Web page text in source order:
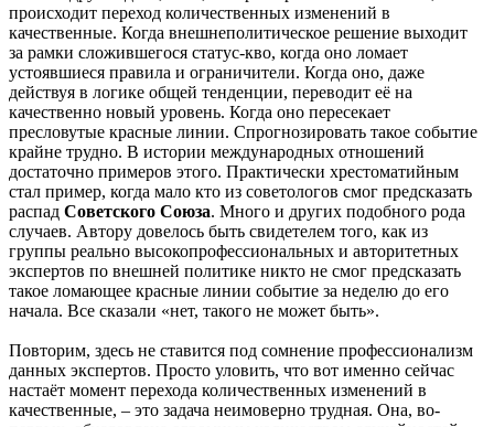
происходит переход количественных изменений в
качественные. Когда внешнеполитическое решение выходит
за рамки сложившегося статус-кво, когда оно ломает
устоявшиеся правила и ограничители. Когда оно, даже
действуя в логике общей тенденции, переводит её на
качественно новый уровень. Когда оно пересекает
пресловутые красные линии. Спрогнозировать такое событие
крайне трудно. В истории международных отношений
достаточно примеров этого. Практически хрестоматийным
стал пример, когда мало кто из советологов смог предсказать
распад Советского Союза. Много и других подобного рода
случаев. Автору довелось быть свидетелем того, как из
группы реально высокопрофессиональных и авторитетных
экспертов по внешней политике никто не смог предсказать
такое ломающее красные линии событие за неделю до его
начала. Все сказали «нет, такого не может быть».
Повторим, здесь не ставится под сомнение профессионализм
данных экспертов. Просто уловить, что вот именно сейчас
настаёт момент перехода количественных изменений в
качественные, – это задача неимоверно трудная. Она, во-